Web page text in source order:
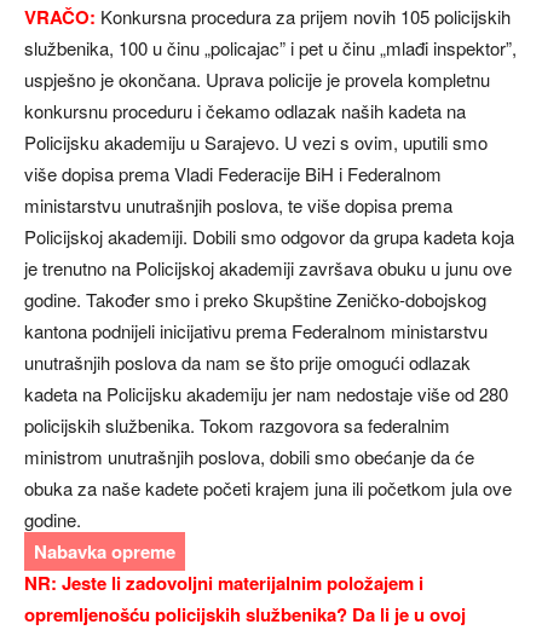
VRAČO: Konkursna procedura za prijem novih 105 policijskih
službenika, 100 u činu „policajac” i pet u činu „mlađi inspektor”,
uspješno je okončana. Uprava policije je provela kompletnu
konkursnu proceduru i čekamo odlazak naših kadeta na
Policijsku akademiju u Sarajevo. U vezi s ovim, uputili smo
više dopisa prema Vladi Federacije BiH i Federalnom
ministarstvu unutrašnjih poslova, te više dopisa prema
Policijskoj akademiji. Dobili smo odgovor da grupa kadeta koja
je trenutno na Policijskoj akademiji završava obuku u junu ove
godine. Također smo i preko Skupštine Zeničko-dobojskog
kantona podnijeli inicijativu prema Federalnom ministarstvu
unutrašnjih poslova da nam se što prije omogući odlazak
kadeta na Policijsku akademiju jer nam nedostaje više od 280
policijskih službenika. Tokom razgovora sa federalnim
ministrom unutrašnjih poslova, dobili smo obećanje da će
obuka za naše kadete početi krajem juna ili početkom jula ove
godine.
Nabavka opreme
NR: Jeste li zadovoljni materijalnim položajem i
opremljenošću policijskih službenika? Da li je u ovoj